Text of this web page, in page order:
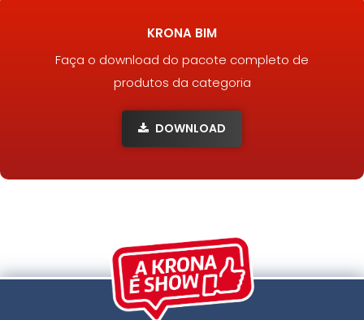
KRONA BIM
Faça o download do pacote completo de
produtos da categoria
DOWNLOAD